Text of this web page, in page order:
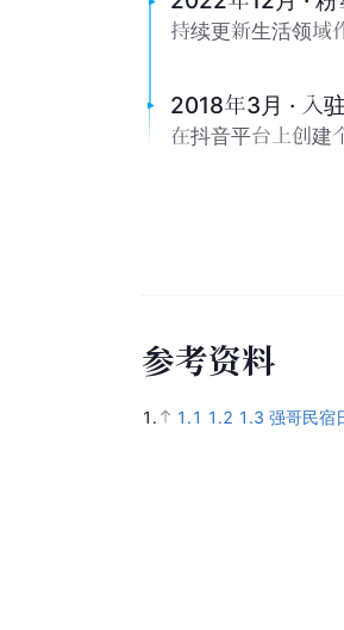
持续更新生活领域
2018年3月 · 入
在抖音平台上创建
参考资料
1. 1.1 1.2 1.3 强哥民宿